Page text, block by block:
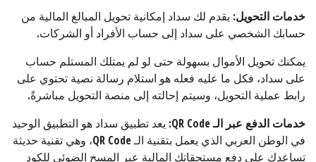
خدمات التحويل: يقدم لك سداد إمكانية تحويل المبالغ المالية من
حسابك الشخصي على سداد إلى حساب الأفراد أو الشركات.
يمكنك تحويل الأموال بسهولة حتى لو لم يمتلك المستلم حساب
على سداد، فكل ما عليه فعله هو استلام رسالة نصية تحتوي على
رابط عملية التحويل، وسيتم إحالته إلى منصة التحويل مباشرةً.
خدمات الدفع عبر الـQR Code: يعد تطبيق سداد هو التطبيق الوحيد
في الوطن العربي الذي يعمل بتقنية الـ QR Code، وهي تقنية حديثة
تساعدك على دفع مستحقاتك المالية عبر المسح الضوئي للكود